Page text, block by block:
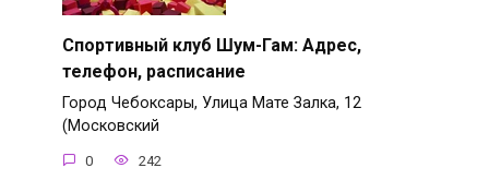
Спортивный клуб Шум-Гам: Адрес,
телефон, расписание
Город Чебоксары, Улица Мате Залка, 12
(Московский
0 242